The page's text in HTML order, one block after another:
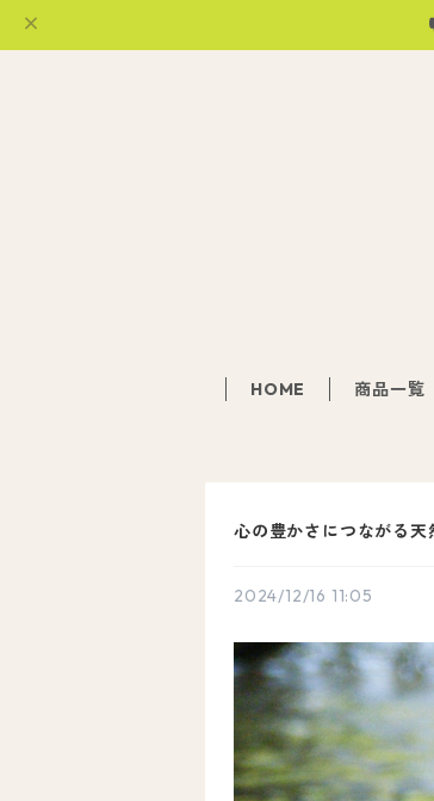
HOME 商品一覧
心の豊かさにつながる天
2024/12/16 11:05